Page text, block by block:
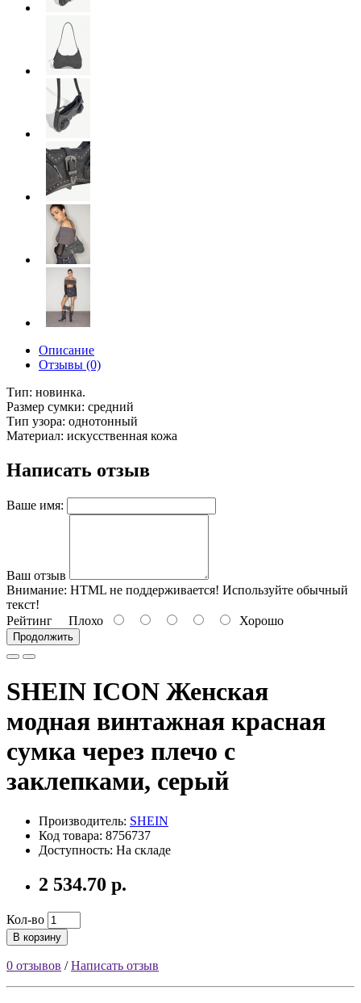
Описание
Отзывы (0)
Тип: новинка.
Размер сумки: средний
Тип узора: однотонный
Материал: искусственная кожа
Написать отзыв
Ваше имя:
Ваш отзыв
Внимание: HTML не поддерживается! Используйте обычный
текст!
Рейтинг Плохо Хорошо
Продолжить
SHEIN ICON Женская
модная винтажная красная
сумка через плечо с
заклепками, серый
Производитель: SHEIN
Код товара: 8756737
Доступность: На складе
2 534.70 р.
Кол-во
В корзину
0 отзывов /Написать отзыв